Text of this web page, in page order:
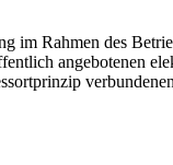
Rahmen des
angebotenen